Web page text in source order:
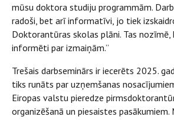
mūsu doktora studiju programmām.
radoši, bet arī informatīvi, jo tiek
Doktorantūras skolas plāni. Tas nozīmē,
informēti par izmaiņām.”
Trešais darbseminārs ir iecerēts 2025.
tiks runāts par uzņemšanas
Eiropas valstu pieredze
organizēšanā un piesaistes pasākumiem.